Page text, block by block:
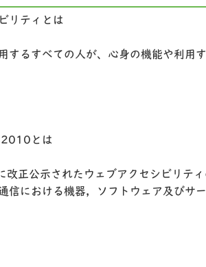
リティとは
するすべての人が、心身の機能や利用
とは
正公示されたウェブアクセシビリテ
信における機器，ソフトウェア及びサ